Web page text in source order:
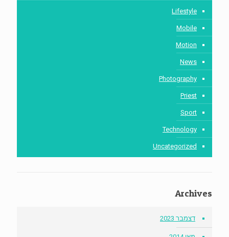
Lifestyle
Mobile
Motion
News
Photography
Priest
Sport
Technology
Uncategorized
Archives
דצמבר 2023